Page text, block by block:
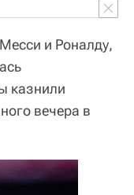
и Роналду,
казнили
вечера в